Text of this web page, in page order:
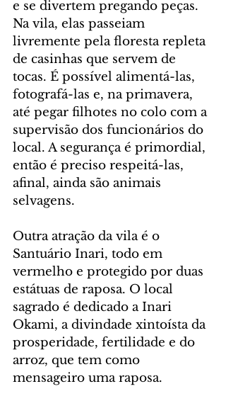
e se divertem pregando peças.
Na vila, elas passeiam
livremente pela floresta repleta
de casinhas que servem de
tocas. É possível alimentá-las,
fotografá-las e, na primavera,
até pegar filhotes no colo com a
supervisão dos funcionários do
local. A segurança é primordial,
então é preciso respeitá-las,
afinal, ainda são animais
selvagens.
Outra atração da vila é o
Santuário Inari, todo em
vermelho e protegido por duas
estátuas de raposa. O local
sagrado é dedicado a Inari
Okami, a divindade xintoísta da
prosperidade, fertilidade e do
arroz, que tem como
mensageiro uma raposa.